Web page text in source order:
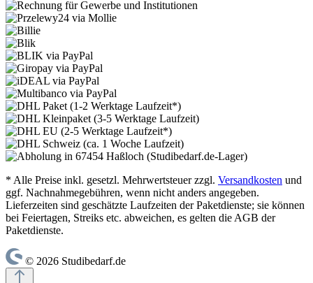
* Alle Preise inkl. gesetzl. Mehrwertsteuer zzgl. Versandkosten und
ggf. Nachnahmegebühren, wenn nicht anders angegeben.
Lieferzeiten sind geschätzte Laufzeiten der Paketdienste; sie können
bei Feiertagen, Streiks etc. abweichen, es gelten die AGB der
Paketdienste.
© 2026 Studibedarf.de